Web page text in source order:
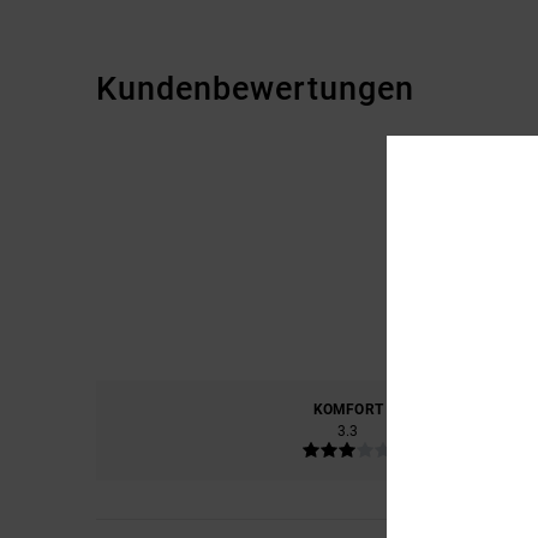
Kundenbewertungen
KOMFORT
3.3